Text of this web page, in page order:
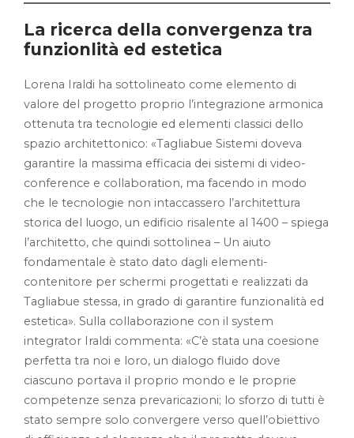
La ricerca della convergenza tra
funzionlità ed estetica
Lorena Iraldi ha sottolineato come elemento di
valore del progetto proprio l’integrazione armonica
ottenuta tra tecnologie ed elementi classici dello
spazio architettonico: «Tagliabue Sistemi doveva
garantire la massima efficacia dei sistemi di video-
conference e collaboration, ma facendo in modo
che le tecnologie non intaccassero l’architettura
storica del luogo, un edificio risalente al 1400 – spiega
l’architetto, che quindi sottolinea – Un aiuto
fondamentale è stato dato dagli elementi-
contenitore per schermi progettati e realizzati da
Tagliabue stessa, in grado di garantire funzionalità ed
estetica». Sulla collaborazione con il system
integrator Iraldi commenta: «C’è stata una coesione
perfetta tra noi e loro, un dialogo fluido dove
ciascuno portava il proprio mondo e le proprie
competenze senza prevaricazioni; lo sforzo di tutti è
stato sempre solo convergere verso quell’obiettivo